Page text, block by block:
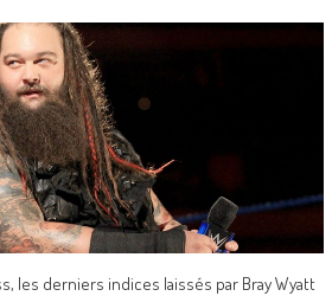
les derniers indices laissés par Bray Wyatt